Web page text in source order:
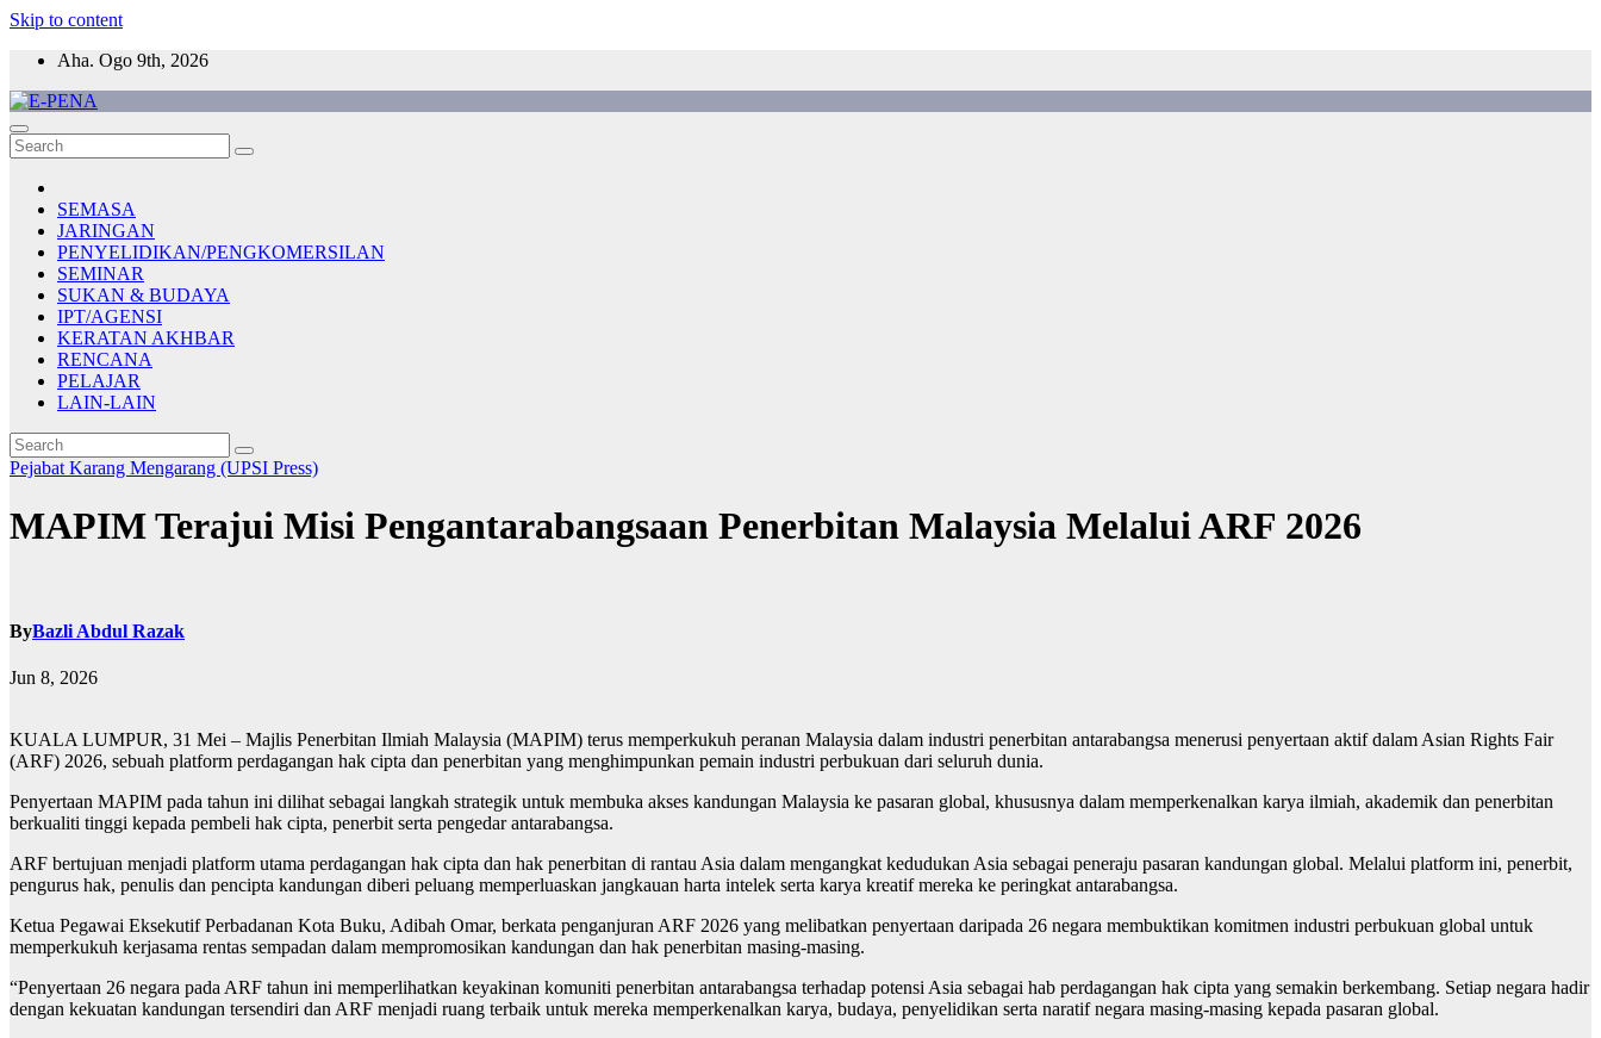
Skip to content
Aha. Ogo 9th, 2026
E-PENA
Berita Digital Terkini
SEMASA
JARINGAN
PENYELIDIKAN/PENGKOMERSILAN
SEMINAR
SUKAN & BUDAYA
IPT/AGENSI
KERATAN AKHBAR
RENCANA
PELAJAR
LAIN-LAIN
Pejabat Karang Mengarang (UPSI Press)
MAPIM Terajui Misi Pengantarabangsaan Penerbitan Malaysia Melalui ARF 2026
ByBazli Abdul Razak
Jun 8, 2026
KUALA LUMPUR, 31 Mei – Majlis Penerbitan Ilmiah Malaysia (MAPIM) terus memperkukuh peranan Malaysia dalam industri penerbitan antarabangsa menerusi penyertaan aktif dalam Asian Rights Fair
(ARF) 2026, sebuah platform perdagangan hak cipta dan penerbitan yang menghimpunkan pemain industri perbukuan dari seluruh dunia.
Penyertaan MAPIM pada tahun ini dilihat sebagai langkah strategik untuk membuka akses kandungan Malaysia ke pasaran global, khususnya dalam memperkenalkan karya ilmiah, akademik dan penerbitan
berkualiti tinggi kepada pembeli hak cipta, penerbit serta pengedar antarabangsa.
ARF bertujuan menjadi platform utama perdagangan hak cipta dan hak penerbitan di rantau Asia dalam mengangkat kedudukan Asia sebagai peneraju pasaran kandungan global. Melalui platform ini, penerbit,
pengurus hak, penulis dan pencipta kandungan diberi peluang memperluaskan jangkauan harta intelek serta karya kreatif mereka ke peringkat antarabangsa.
Ketua Pegawai Eksekutif Perbadanan Kota Buku, Adibah Omar, berkata penganjuran ARF 2026 yang melibatkan penyertaan daripada 26 negara membuktikan komitmen industri perbukuan global untuk
memperkukuh kerjasama rentas sempadan dalam mempromosikan kandungan dan hak penerbitan masing-masing.
“Penyertaan 26 negara pada ARF tahun ini memperlihatkan keyakinan komuniti penerbitan antarabangsa terhadap potensi Asia sebagai hab perdagangan hak cipta yang semakin berkembang. Setiap negara hadir
dengan kekuatan kandungan tersendiri dan ARF menjadi ruang terbaik untuk mereka memperkenalkan karya, budaya, penyelidikan serta naratif negara masing-masing kepada pasaran global.